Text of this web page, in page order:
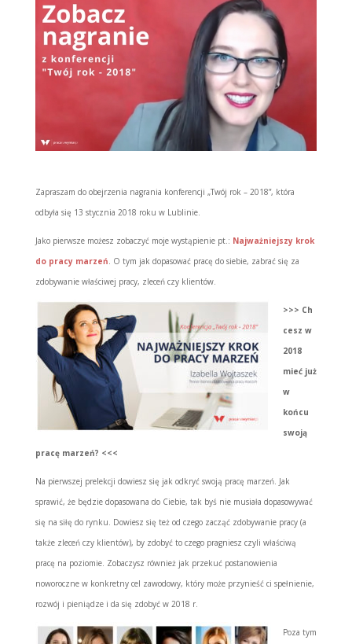
Zapraszam do obejrzenia nagrania konferencji „Twój rok – 2018”, która
odbyła się 13 stycznia 2018 roku w Lublinie.
Jako pierwsze możesz zobaczyć moje wystąpienie pt.: Najważniejszy krok
do pracy marzeń . O tym jak dopasować pracę do siebie, zabrać się za
zdobywanie właściwej pracy, zleceń czy klientów.
>>> Ch
cesz w
2018
mieć już
w
końcu
swoją
pracę marzeń​​​​​​​? <<<
Na pierwszej prelekcji dowiesz się jak odkryć swoją pracę marzeń. Jak
sprawić, że będzie dopasowana do Ciebie, tak byś nie musiała dopasowywać
się na siłę do rynku. Dowiesz się też od czego zacząć zdobywanie pracy (a
także zleceń czy klientów), by zdobyć to czego pragniesz czyli właściwą
pracę na poziomie. ​​Zobaczysz również jak przekuć postanowienia
noworoczne w konkretny cel zawodowy, który może przynieść ci spełnienie,
rozwój i pieniądze i da się zdobyć w 2018 r.
Poza tym